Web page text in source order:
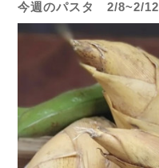
今週のパスタ 2/8~2/12